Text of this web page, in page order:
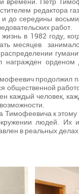
редактора
до середины
работ.
в 1982 году,
месяцев
орденом
продолжил
общественной
каждый человек,
к
людей.
в реальных